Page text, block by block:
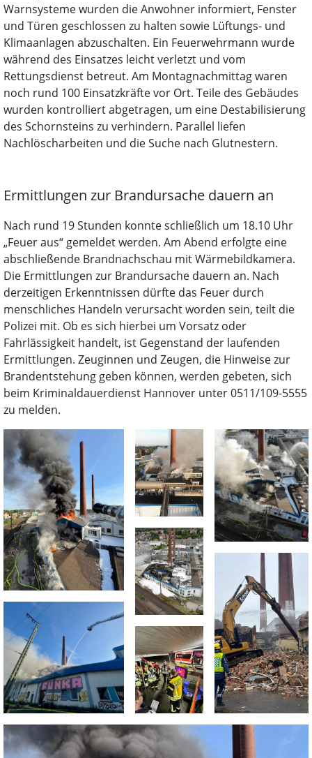
Warnsysteme wurden die Anwohner informiert, Fenster
und Türen geschlossen zu halten sowie Lüftungs- und
Klimaanlagen abzuschalten. Ein Feuerwehrmann wurde
während des Einsatzes leicht verletzt und vom
Rettungsdienst betreut. Am Montagnachmittag waren
noch rund 100 Einsatzkräfte vor Ort. Teile des Gebäudes
wurden kontrolliert abgetragen, um eine Destabilisierung
des Schornsteins zu verhindern. Parallel liefen
Nachlöscharbeiten und die Suche nach Glutnestern.
Ermittlungen zur Brandursache dauern an
Nach rund 19 Stunden konnte schließlich um 18.10 Uhr
„Feuer aus“ gemeldet werden. Am Abend erfolgte eine
abschließende Brandnachschau mit Wärmebildkamera.
Die Ermittlungen zur Brandursache dauern an. Nach
derzeitigen Erkenntnissen dürfte das Feuer durch
menschliches Handeln verursacht worden sein, teilt die
Polizei mit. Ob es sich hierbei um Vorsatz oder
Fahrlässigkeit handelt, ist Gegenstand der laufenden
Ermittlungen. Zeuginnen und Zeugen, die Hinweise zur
Brandentstehung geben können, werden gebeten, sich
beim Kriminaldauerdienst Hannover unter 0511/109-5555
zu melden.